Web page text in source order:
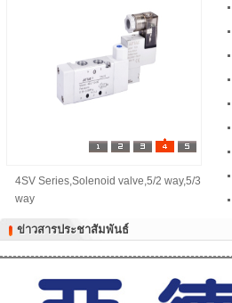
4SV Series,Solenoid valve,5/2 way,5/3
way
ข่าวสารประชาสัมพันธ์
ข่าวสารประชาสัมพันธ์